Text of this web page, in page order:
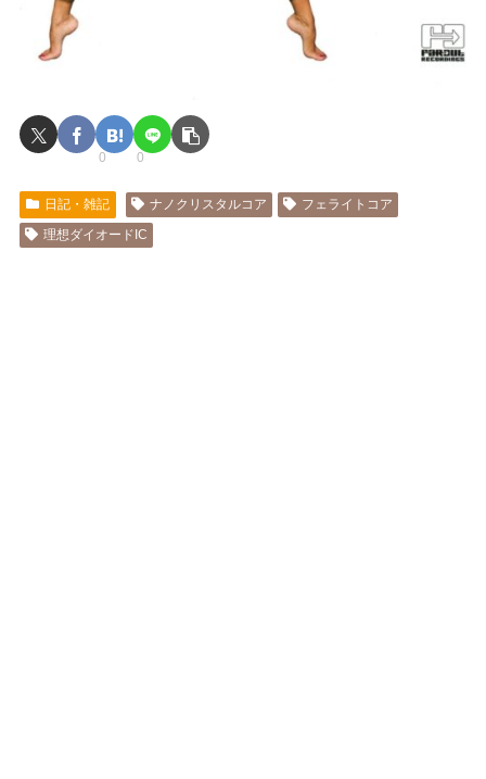
0 0
日記・雑記 ナノクリスタルコア
フェライトコア
理想ダイオードIC